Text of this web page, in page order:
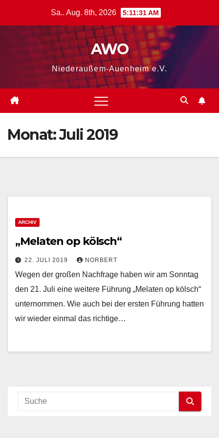
Sa.. Aug. 8th, 2026 5:11:31 AM
AWO
Niederaußem-Auenheim e.V.
Monat:Juli 2019
ARCHIV
„Melaten op kölsch“
22. JULI 2019 NORBERT
Wegen der großen Nachfrage haben wir am Sonntag
den 21. Juli eine weitere Führung „Melaten op kölsch“
unternommen. Wie auch bei der ersten Führung hatten
wir wieder einmal das richtige…